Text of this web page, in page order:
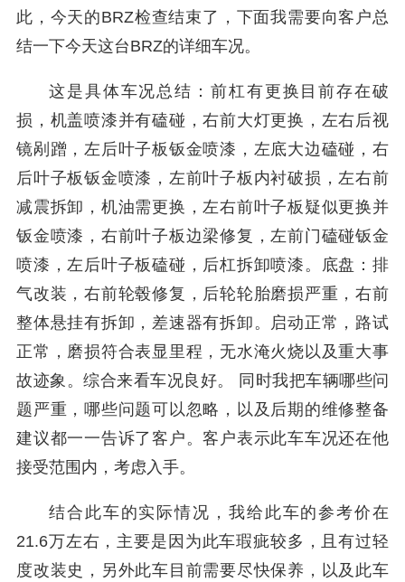
此，今天的BRZ检查结束了，下面我需要向客户总
结一下今天这台BRZ的详细车况。
这是具体车况总结：前杠有更换目前存在破
损，机盖喷漆并有磕碰，右前大灯更换，左右后视
镜剐蹭，左后叶子板钣金喷漆，左底大边磕碰，右
后叶子板钣金喷漆，左前叶子板内衬破损，左右前
减震拆卸，机油需更换，左右前叶子板疑似更换并
钣金喷漆，右前叶子板边梁修复，左前门磕碰钣金
喷漆，左后叶子板磕碰，后杠拆卸喷漆。底盘：排
气改装，右前轮毂修复，后轮轮胎磨损严重，右前
整体悬挂有拆卸，差速器有拆卸。启动正常，路试
正常，磨损符合表显里程，无水淹火烧以及重大事
故迹象。综合来看车况良好。 同时我把车辆哪些问
题严重，哪些问题可以忽略，以及后期的维修整备
建议都一一告诉了客户。客户表示此车车况还在他
接受范围内，考虑入手。
结合此车的实际情况，我给此车的参考价在
21.6万左右，主要是因为此车瑕疵较多，且有过轻
度改装史，另外此车目前需要尽快保养，以及此车